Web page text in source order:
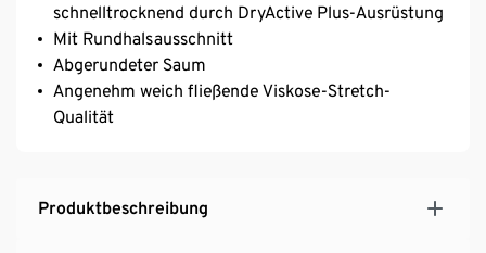
schnelltrocknend durch DryActive Plus-Ausrüstung
Mit Rundhalsausschnitt
Abgerundeter Saum
Angenehm weich fließende Viskose-Stretch-
Qualität
Produktbeschreibung